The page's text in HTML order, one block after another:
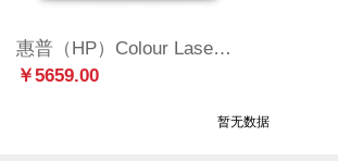
惠普（HP）Colour LaserJet Pro M281fdw彩色激光多功能一体机(M277dw升级型号)(打印 复印 扫描 传真)
￥5659.00
暂无数据